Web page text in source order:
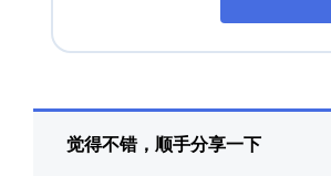
觉得不错，顺手分享一下